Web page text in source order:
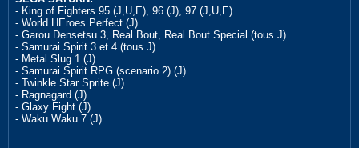
- King of Fighters 95 (J,U,E), 96 (J), 97 (J,U,E)
- World HEroes Perfect (J)
- Garou Densetsu 3, Real Bout, Real Bout Special (tous J)
- Samurai Spirit 3 et 4 (tous J)
- Metal Slug 1 (J)
- Samurai Spirit RPG (scenario 2) (J)
- Twinkle Star Sprite (J)
- Ragnagard (J)
- Glaxy Fight (J)
- Waku Waku 7 (J)